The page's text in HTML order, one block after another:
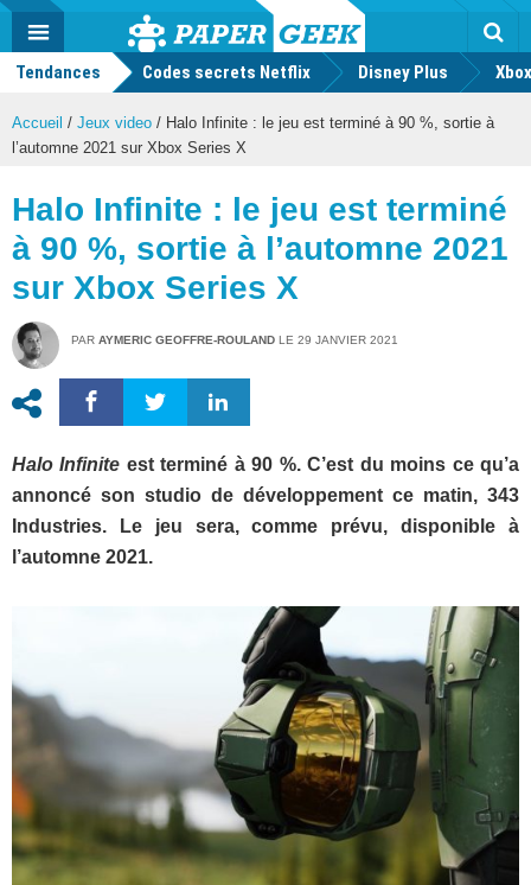
Actu
geek
MENU
Tendances Codes secrets Netflix Disney Plus
Accueil / Jeux video / Halo Infinite : le jeu est terminé à 90 %, sortie à
l’automne 2021 sur Xbox Series X
Halo Infinite : le jeu est terminé
à 90 %, sortie à l’automne 2021
sur Xbox Series X
PAR AYMERIC GEOFFRE-ROULAND LE 29 JANVIER 2021
Halo Infinite est terminé à 90 %. C’est du moins ce qu’a
annoncé son studio de développement ce matin, 343
Industries. Le jeu sera, comme prévu, disponible à
l’automne 2021.
Mode
FacebookTwitter Youtube